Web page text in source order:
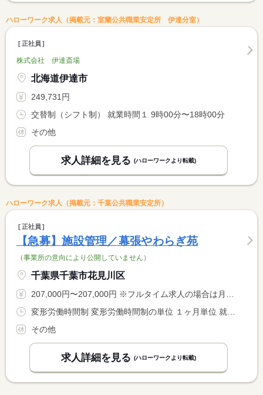
ハローワーク求人（掲載元：室蘭公共職業安定所 伊達分室）
正社員
株式会社 伊達斎場
北海道伊達市
249,731円
交替制（シフト制） 就業時間１ 9時00分〜18時00分
その他
求人詳細を見る (ハローワークより転載)
ハローワーク求人（掲載元：千葉公共職業安定所）
正社員
【急募】施設管理／幕張やわらぎ苑
（事業所の意向により公開していません）
千葉県千葉市花見川区
207,000円〜207,000円 ※フルタイム求人の場合は月額（換算額）、パート求人の場合は時間額を表示しています。
その他
求人詳細を見る (ハローワークより転載)